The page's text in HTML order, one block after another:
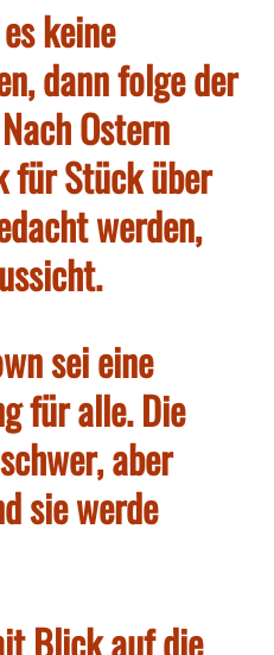
keine
dann folge der
Ostern
für Stück über
werden,
sei eine
für alle. Die
aber
sie werde
Blick auf die